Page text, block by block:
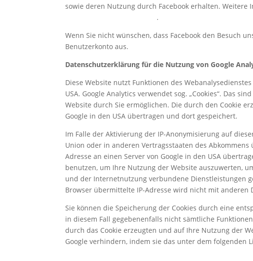
sowie deren Nutzung durch Facebook erhalten.
.
Wenn Sie nicht wünschen, dass Facebook den Besuch
Benutzerkonto aus.
Datenschutzerklärung für die Nutzung von Google
Diese Website nutzt Funktionen des
USA. Google Analytics verwendet sog. „Cookies“. Das
Website durch Sie ermöglichen. Die durch den Cookie
Google in den USA übertragen und dort gespeichert.
Im Falle der Aktivierung der IP-Anonymisierung auf
Union oder in anderen Vertragsstaaten des
Adresse an einen Server von Google in den USA
benutzen, um Ihre Nutzung der Website auszuwerten,
und der Internetnutzung verbundene Dienstleistungen
Browser übermittelte IP-Adresse wird nicht mit anderen
Sie können die Speicherung der Cookies durch eine
in diesem Fall gegebenenfalls nicht sämtliche
durch das Cookie erzeugten und auf Ihre Nutzung der
Google verhindern, indem sie das unter dem